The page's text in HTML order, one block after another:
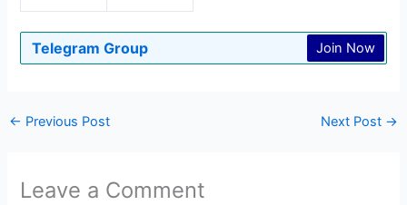
Telegram Group Join Now
← Previous Post Next Post →
Leave a Comment